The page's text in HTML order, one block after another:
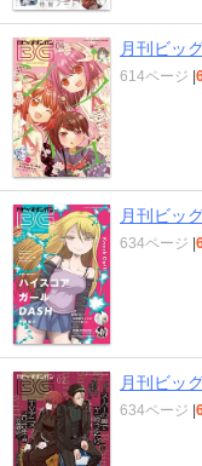
月刊ビッ
614ページ
月刊ビッ
634ページ
月刊ビッ
634ページ